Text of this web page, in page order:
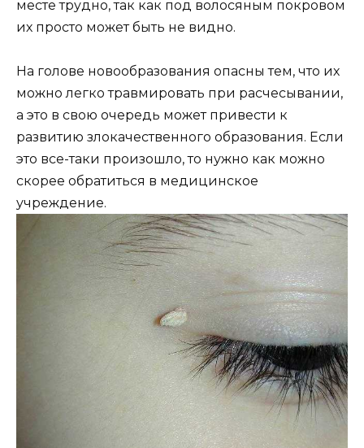
месте трудно, так как под волосяным покровом
их просто может быть не видно.
На голове новообразования опасны тем, что их
можно легко травмировать при расчесывании,
а это в свою очередь может привести к
развитию злокачественного образования. Если
это все-таки произошло, то нужно как можно
скорее обратиться в медицинское
учреждение.